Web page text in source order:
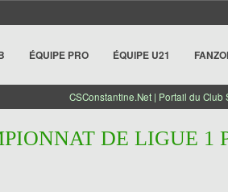
ÉQUIPE PRO ÉQUIPE U21
CSConstantine.Net | Portail du Club
DE LIGUE 1